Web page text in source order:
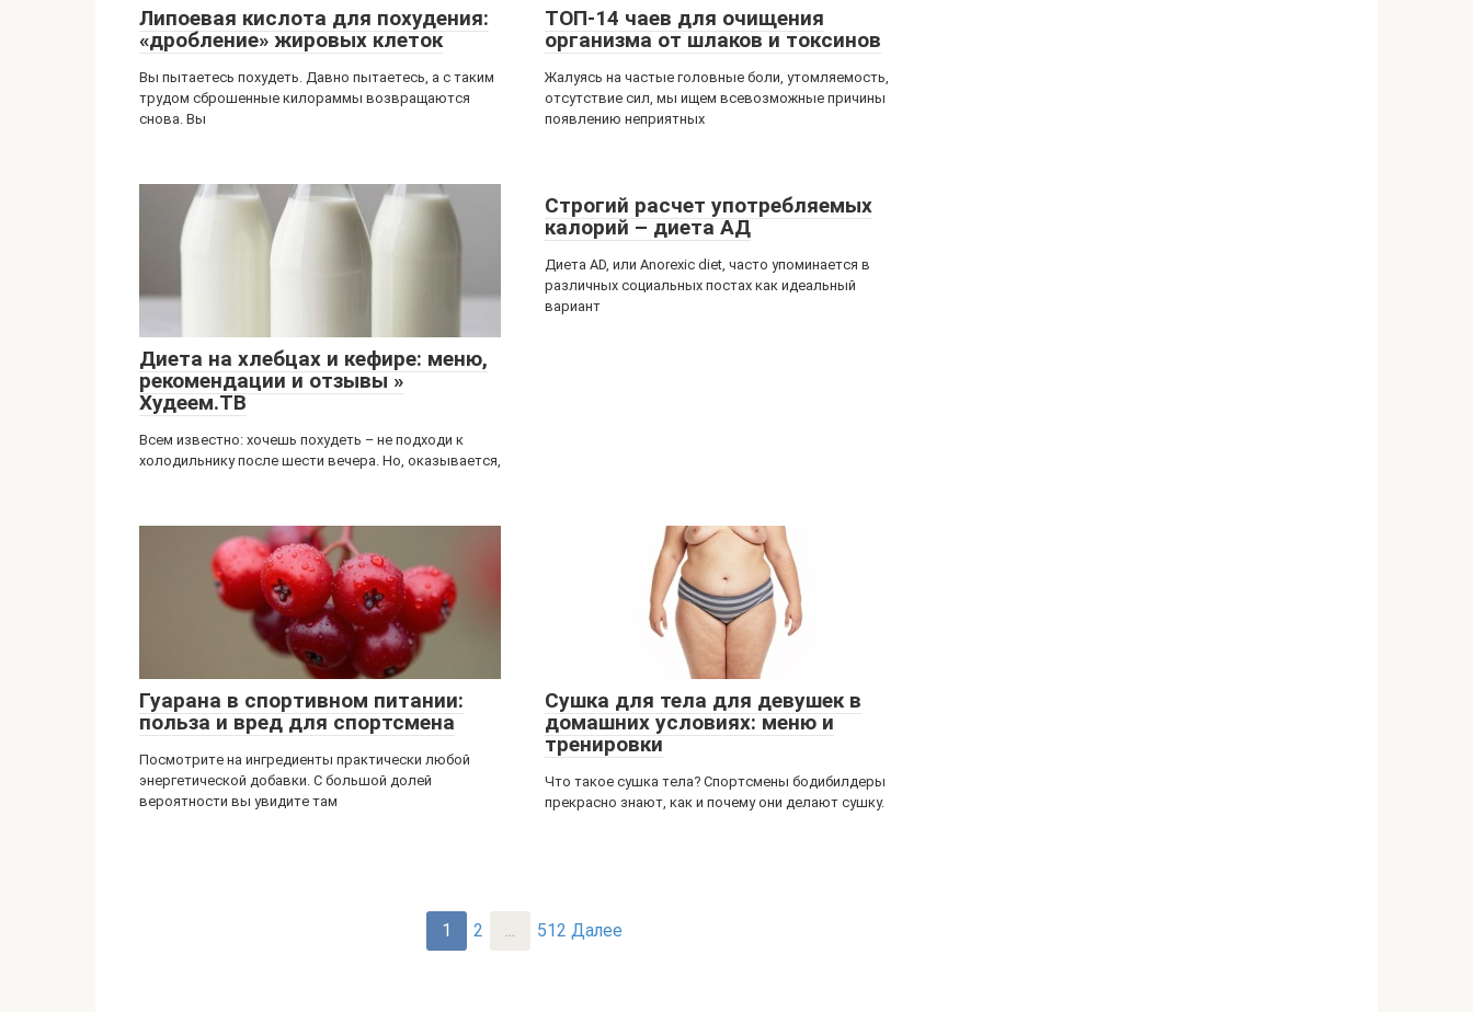
Липоевая кислота для похудения:
«дробление» жировых клеток
Вы пытаетесь похудеть. Давно пытаетесь, а с таким
трудом сброшенные килораммы возвращаются
снова. Вы
ТОП-14 чаев для очищения
организма от шлаков и токсинов
Жалуясь на частые головные боли, утомляемость,
отсутствие сил, мы ищем всевозможные причины
появлению неприятных
Диета на хлебцах и кефире: меню,
рекомендации и отзывы »
Худеем.ТВ
Всем известно: хочешь похудеть – не подходи к
холодильнику после шести вечера. Но, оказывается,
Строгий расчет употребляемых
калорий – диета АД
Диета AD, или Anorexic diet, часто упоминается в
различных социальных постах как идеальный
вариант
Гуарана в спортивном питании:
польза и вред для спортсмена
Посмотрите на ингредиенты практически любой
энергетической добавки. С большой долей
вероятности вы увидите там
Сушка для тела для девушек в
домашних условиях: меню и
тренировки
Что такое сушка тела? Спортсмены бодибилдеры
прекрасно знают, как и почему они делают сушку.
1 2 ... 512 Далее